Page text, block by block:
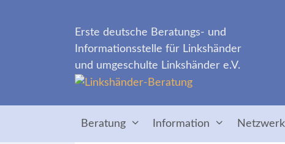
Erste deutsche Beratungs- und
Informationsstelle für Linkshänder
und umgeschulte Linkshänder e.V.
Beratung Information